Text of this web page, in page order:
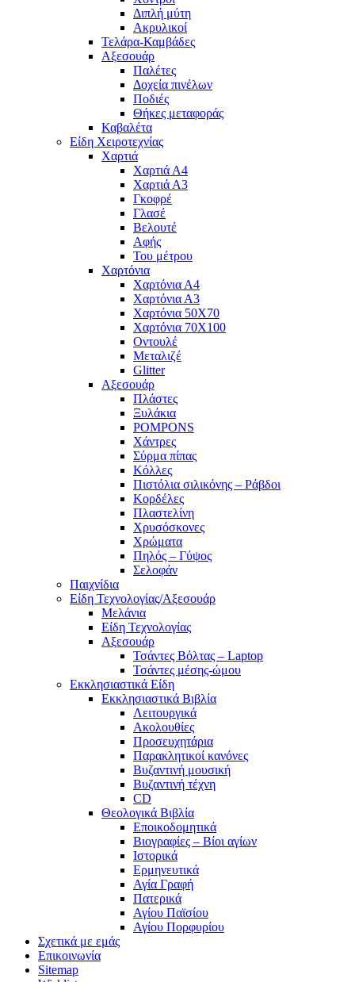
Διπλή μύτη
Ακρυλικοί
Τελάρα-Καμβάδες
Αξεσουάρ
Παλέτες
Δοχεία πινέλων
Ποδιές
Θήκες μεταφοράς
Καβαλέτα
Είδη Χειροτεχνίας
Χαρτιά
Χαρτιά Α4
Χαρτιά Α3
Γκοφρέ
Γλασέ
Βελουτέ
Αφής
Του μέτρου
Χαρτόνια
Χαρτόνια Α4
Χαρτόνια Α3
Χαρτόνια 50Χ70
Χαρτόνια 70Χ100
Οντουλέ
Μεταλιζέ
Glitter
Αξεσουάρ
Πλάστες
Ξυλάκια
POMPONS
Χάντρες
Σύρμα πίπας
Κόλλες
Πιστόλια σιλικόνης – Ράβδοι
Κορδέλες
Πλαστελίνη
Χρυσόσκονες
Χρώματα
Πηλός – Γύψος
Σελοφάν
Παιχνίδια
Είδη Τεχνολογίας/Αξεσουάρ
Μελάνια
Είδη Τεχνολογίας
Αξεσουάρ
Τσάντες Βόλτας – Laptop
Τσάντες μέσης-ώμου
Εκκλησιαστικά Είδη
Εκκλησιαστικά Βιβλία
Λειτουργικά
Ακολουθίες
Προσευχητάρια
Παρακλητικοί κανόνες
Βυζαντινή μουσική
Βυζαντινή τέχνη
CD
Θεολογικά Βιβλία
Εποικοδομητικά
Βιογραφίες – Βίοι αγίων
Ιστορικά
Ερμηνευτικά
Αγία Γραφή
Πατερικά
Αγίου Παϊσίου
Αγίου Πορφυρίου
Σχετικά με εμάς
Επικοινωνία
Sitemap